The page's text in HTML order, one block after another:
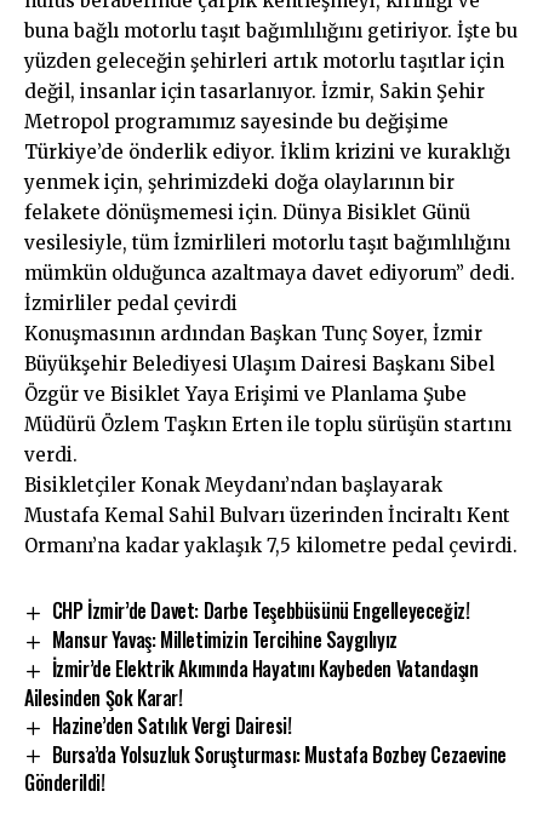
buna bağlı motorlu taşıt bağımlılığını getiriyor. İşte bu
yüzden geleceğin şehirleri artık motorlu taşıtlar için
değil, insanlar için tasarlanıyor. İzmir, Sakin Şehir
Metropol programımız sayesinde bu değişime
Türkiye’de önderlik ediyor. İklim krizini ve kuraklığı
yenmek için, şehrimizdeki doğa olaylarının bir
felakete dönüşmemesi için. Dünya Bisiklet Günü
vesilesiyle, tüm İzmirlileri motorlu taşıt bağımlılığını
mümkün olduğunca azaltmaya davet ediyorum” dedi.
İzmirliler pedal çevirdi
Konuşmasının ardından Başkan Tunç Soyer, İzmir
Büyükşehir Belediyesi Ulaşım Dairesi Başkanı Sibel
Özgür ve Bisiklet Yaya Erişimi ve Planlama Şube
Müdürü Özlem Taşkın Erten ile toplu sürüşün startını
verdi.
Bisikletçiler Konak Meydanı’ndan başlayarak
Mustafa Kemal Sahil Bulvarı üzerinden İnciraltı Kent
Ormanı’na kadar yaklaşık 7,5 kilometre pedal çevirdi.
CHP İzmir’de Davet: Darbe Teşebbüsünü Engelleyeceğiz!
Mansur Yavaş: Milletimizin Tercihine Saygılıyız
İzmir’de Elektrik Akımında Hayatını Kaybeden Vatandaşın
Ailesinden Şok Karar!
Hazine’den Satılık Vergi Dairesi!
Bursa’da Yolsuzluk Soruşturması: Mustafa Bozbey Cezaevine
Gönderildi!